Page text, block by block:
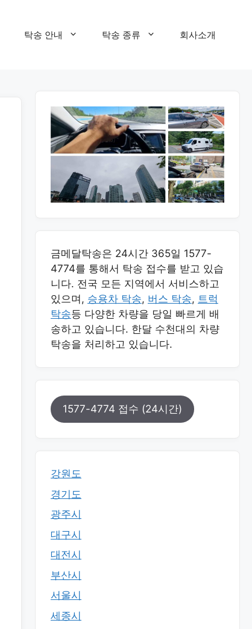
탁송 안내 탁송 종류 회사소개
금메달탁송은 24시간 365일 1577-
4774를 통해서 탁송 접수를 받고 있습
니다. 전국 모든 지역에서 서비스하고
있으며, 승용차 탁송, 버스 탁송, 트럭
탁송등 다양한 차량을 당일 빠르게 배
송하고 있습니다. 한달 수천대의 차량
탁송을 처리하고 있습니다.
1577-4774 접수 (24시간)
강원도
경기도
광주시
대구시
대전시
부산시
서울시
세종시